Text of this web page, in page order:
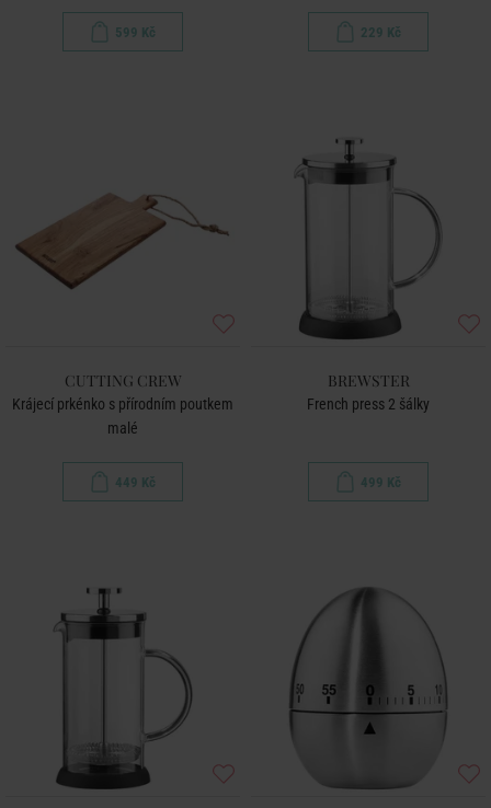
599 Kč 229 Kč
CUTTING CREW
Krájecí prkénko s přírodním poutkem
malé
449 Kč
BREWSTER
French press 2 šálky
499 Kč